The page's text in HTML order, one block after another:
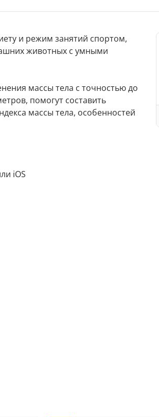
и режим занятий спортом,
животных с умными
массы тела с точностью до
помогут составить
массы тела, особенностей
iOS